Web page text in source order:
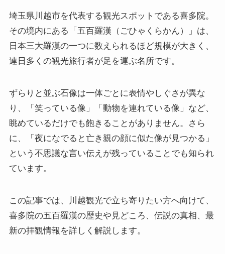
埼玉県川越市を代表する観光スポットである喜多院。
その境内にある「五百羅漢（ごひゃくらかん）」は、
日本三大羅漢の一つに数えられるほど規模が大きく、
連日多くの観光旅行者が足を運ぶ名所です。
ずらりと並ぶ石像は一体ごとに表情やしぐさが異な
り、「笑っている像」「動物を連れている像」など、
眺めているだけでも飽きることがありません。さら
に、「夜になでると亡き親の顔に似た像が見つかる」
という不思議な言い伝えが残っていることでも知られ
ています。
この記事では、川越観光で立ち寄りたい方へ向けて、
喜多院の五百羅漢の歴史や見どころ、伝説の真相、最
新の拝観情報を詳しく解説します。